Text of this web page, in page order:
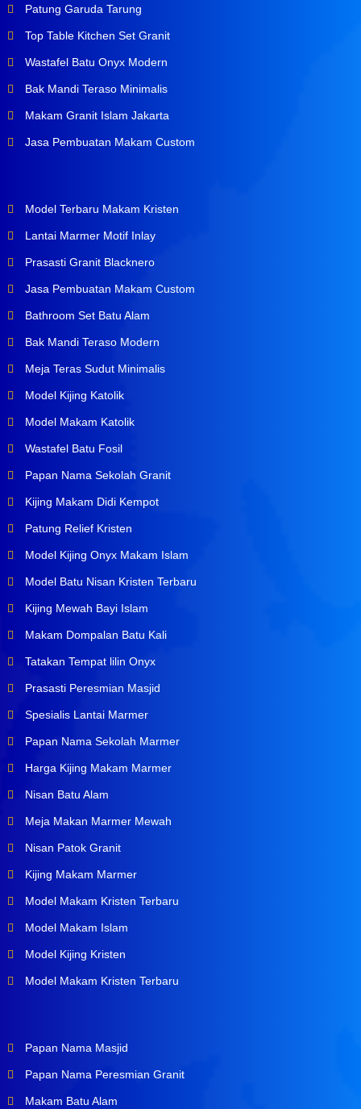
Patung Garuda Tarung
Top Table Kitchen Set Granit
Wastafel Batu Onyx Modern
Bak Mandi Teraso Minimalis
Makam Granit Islam Jakarta
Jasa Pembuatan Makam Custom
Model Terbaru Makam Kristen
Lantai Marmer Motif Inlay
Prasasti Granit Blacknero
Jasa Pembuatan Makam Custom
Bathroom Set Batu Alam
Bak Mandi Teraso Modern
Meja Teras Sudut Minimalis
Model Kijing Katolik
Model Makam Katolik
Wastafel Batu Fosil
Papan Nama Sekolah Granit
Kijing Makam Didi Kempot
Patung Relief Kristen
Model Kijing Onyx Makam Islam
Model Batu Nisan Kristen Terbaru
Kijing Mewah Bayi Islam
Makam Dompalan Batu Kali
Tatakan Tempat lilin Onyx
Prasasti Peresmian Masjid
Spesialis Lantai Marmer
Papan Nama Sekolah Marmer
Harga Kijing Makam Marmer
Nisan Batu Alam
Meja Makan Marmer Mewah
Nisan Patok Granit
Kijing Makam Marmer
Model Makam Kristen Terbaru
Model Makam Islam
Model Kijing Kristen
Model Makam Kristen Terbaru
Papan Nama Masjid
Papan Nama Peresmian Granit
Makam Batu Alam